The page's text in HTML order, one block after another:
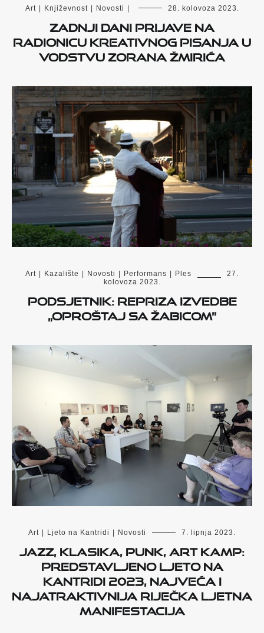
Art | Književnost | Novosti | 28. kolovoza 2023.
Zadnji dani prijave na
radionicu kreativnog pisanja u
vodstvu Zorana Žmirića
Art | Kazalište | Novosti | Performans | Ples
27.
kolovoza 2023.
Podsjetnik: Repriza izvedbe
„Oproštaj sa Žabicom”
Art | Ljeto na Kantridi | Novosti 7. lipnja 2023.
Jazz, klasika, punk, Art Kamp:
Predstavljeno Ljeto na
Kantridi 2023, najveća i
najatraktivnija riječka ljetna
manifestacija